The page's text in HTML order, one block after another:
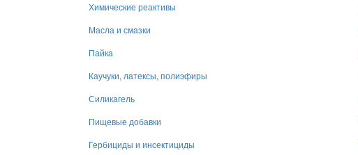
Химические реактивы
Масла и смазки
Пайка
Каучуки, латексы, полиэфиры
Силикагель
Пищевые добавки
Гербициды и инсектициды